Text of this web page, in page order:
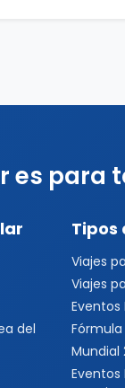
es para
Tipos